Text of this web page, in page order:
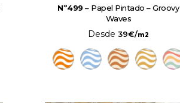
Nº499 – Papel Pintado – Groovy
Waves
Desde 39€/m2